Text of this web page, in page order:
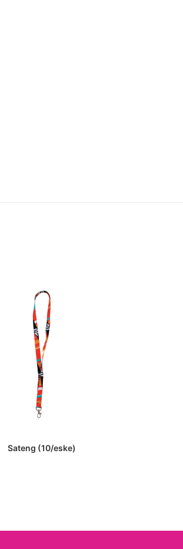
LES MER
Sateng (10/eske)